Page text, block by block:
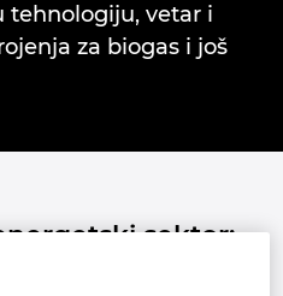
tehnologiju, vetar i
za biogas i još
sektor:
i